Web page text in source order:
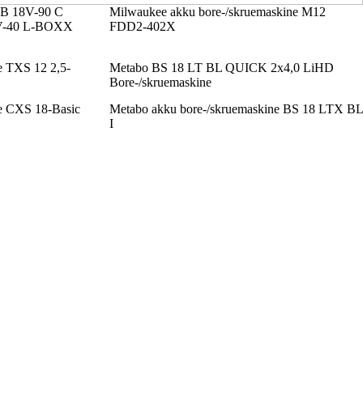
18V-90 C
40 L-BOXX
Milwaukee akku bore-/skruemaskine M12
FDD2-402X
TXS 12 2,5-
Metabo BS 18 LT BL QUICK 2x4,0 LiHD
Bore-/skruemaskine
CXS 18-Basic
Metabo akku bore-/skruemaskine BS 18 LTX BL
I